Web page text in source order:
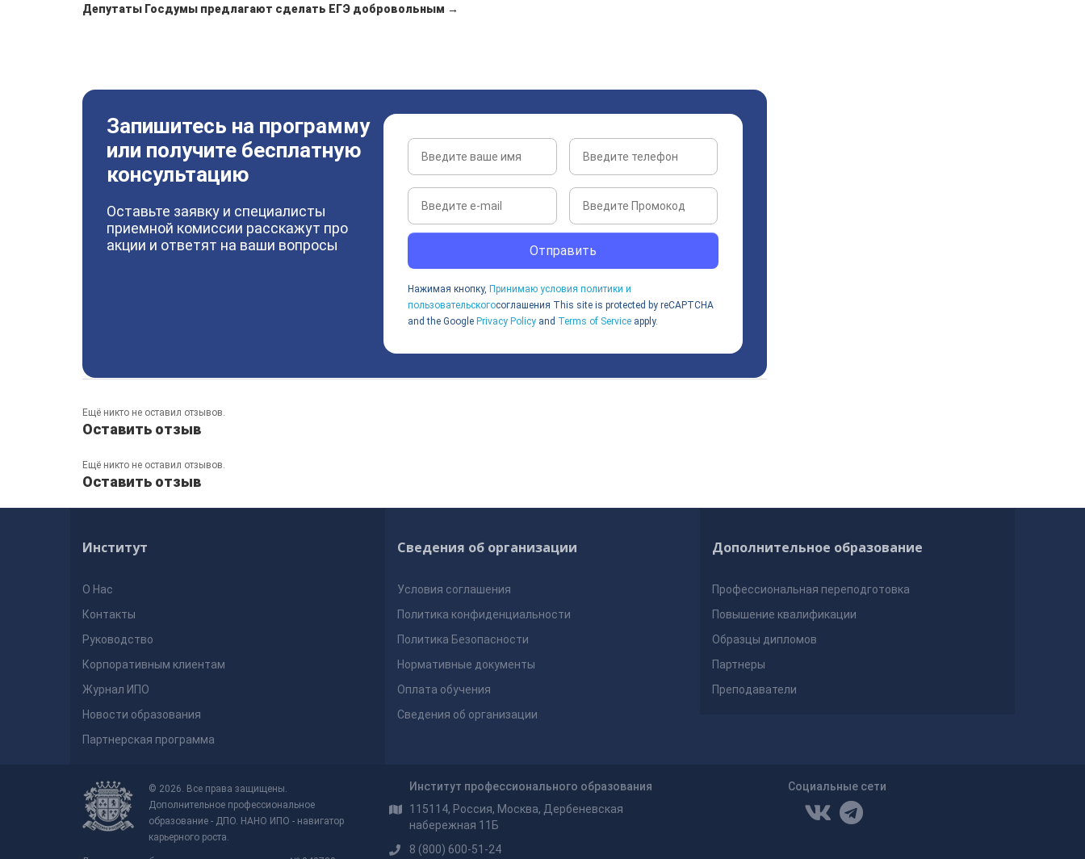
Депутаты Госдумы предлагают сделать ЕГЭ добровольным →
Запишитесь на программу
или получите бесплатную
консультацию
Оставьте заявку и специалисты
приемной комиссии расскажут про
акции и ответят на ваши вопросы
Отправить
Нажимая кнопку, Принимаю условия политики и
пользовательскогосоглашения This site is protected by reCAPTCHA
and the Google Privacy Policyand Terms of Serviceapply.
Ещё никто не оставил отзывов.
Оставить отзыв
Ещё никто не оставил отзывов.
Оставить отзыв
Институт
О Нас
Контакты
Руководство
Корпоративным клиентам
Журнал ИПО
Новости образования
Партнерская программа
Сведения об организации
Условия соглашения
Политика конфиденциальности
Политика Безопасности
Нормативные документы
Оплата обучения
Сведения об организации
Дополнительное образование
Профессиональная переподготовка
Повышение квалификации
Образцы дипломов
Партнеры
Преподаватели
© 2026. Все права защищены.
Дополнительное профессиональное
образование - ДПО. НАНО ИПО - навигатор
карьерного роста.
Институт профессионального образования
115114, Россия, Москва, Дербеневская
набережная 11Б
8 (800) 600-51-24
Социальные сети